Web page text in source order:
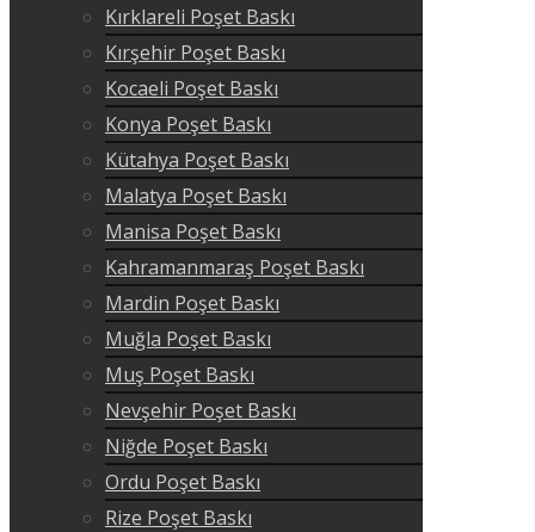
Kırklareli Poşet Baskı
Kırşehir Poşet Baskı
Kocaeli Poşet Baskı
Konya Poşet Baskı
Kütahya Poşet Baskı
Malatya Poşet Baskı
Manisa Poşet Baskı
Kahramanmaraş Poşet Baskı
Mardin Poşet Baskı
Muğla Poşet Baskı
Muş Poşet Baskı
Nevşehir Poşet Baskı
Niğde Poşet Baskı
Ordu Poşet Baskı
Rize Poşet Baskı